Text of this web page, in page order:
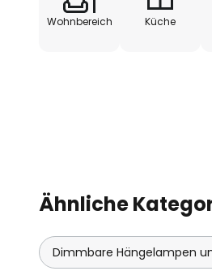
Wohnbereich Küche
Ähnliche
Dimmbare Hängelampen